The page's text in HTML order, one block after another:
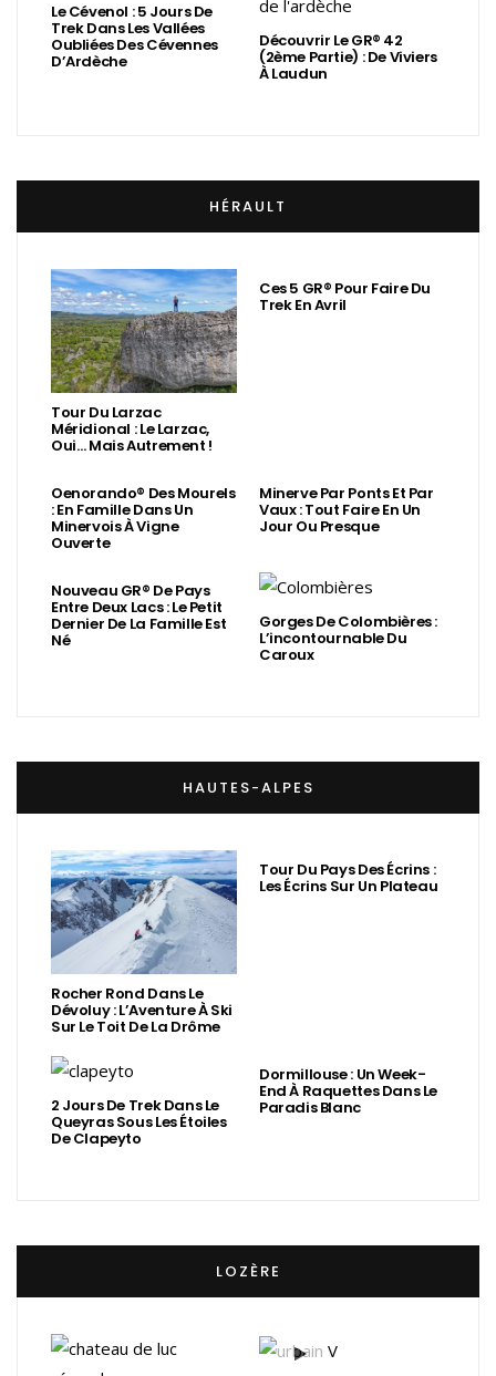
Le Cévenol : 5 Jours De
Trek Dans Les Vallées
Oubliées Des Cévennes
D’Ardèche
Découvrir Le GR® 42
(2ème Partie) : De Viviers
À Laudun
HÉRAULT
Tour Du Larzac
Méridional : Le Larzac,
Oui… Mais Autrement !
Ces 5 GR® Pour Faire Du
Trek En Avril
Oenorando® Des Mourels
: En Famille Dans Un
Minervois À Vigne
Ouverte
Minerve Par Ponts Et Par
Vaux : Tout Faire En Un
Jour Ou Presque
Nouveau GR® De Pays
Entre Deux Lacs : Le Petit
Dernier De La Famille Est
Né
Gorges De Colombières :
L’incontournable Du
Caroux
HAUTES-ALPES
Rocher Rond Dans Le
Dévoluy : L’Aventure À Ski
Sur Le Toit De La Drôme
Tour Du Pays Des Écrins :
Les Écrins Sur Un Plateau
2 Jours De Trek Dans Le
Queyras Sous Les Étoiles
De Clapeyto
Dormillouse : Un Week-
End À Raquettes Dans Le
Paradis Blanc
LOZÈRE